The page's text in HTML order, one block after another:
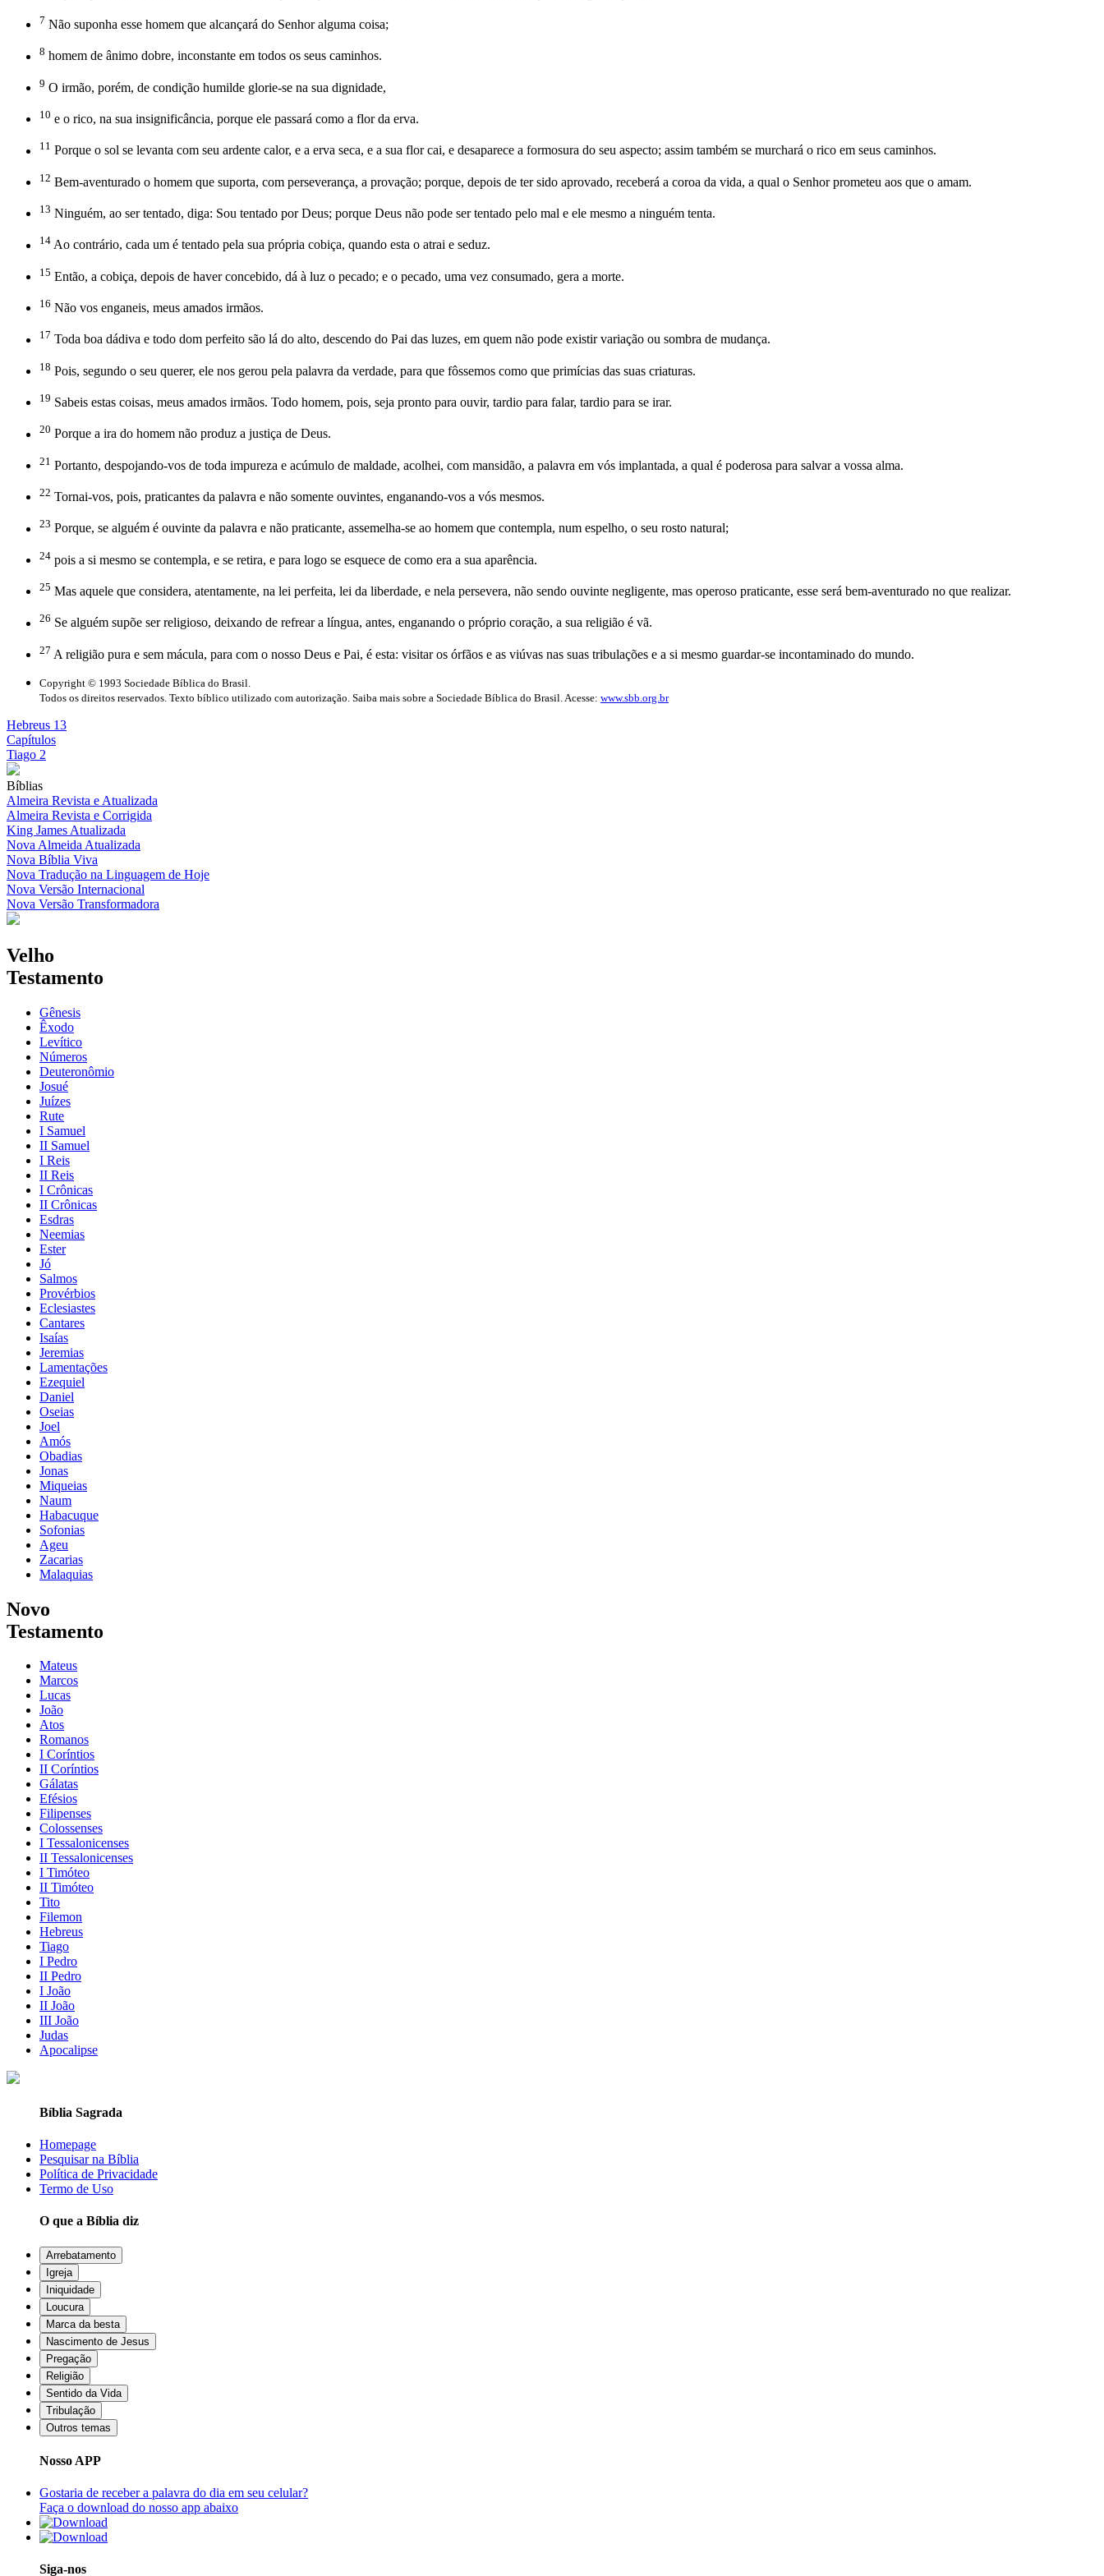
7 Não suponha esse homem que alcançará do Senhor alguma coisa;
8 homem de ânimo dobre, inconstante em todos os seus caminhos.
9 O irmão, porém, de condição humilde glorie-se na sua dignidade,
10 e o rico, na sua insignificância, porque ele passará como a flor da erva.
11 Porque o sol se levanta com seu ardente calor, e a erva seca, e a sua flor cai, e desaparece a formosura do seu aspecto; assim também se murchará o rico em seus caminhos.
12 Bem-aventurado o homem que suporta, com perseverança, a provação; porque, depois de ter sido aprovado, receberá a coroa da vida, a qual o Senhor prometeu aos que o amam.
13 Ninguém, ao ser tentado, diga: Sou tentado por Deus; porque Deus não pode ser tentado pelo mal e ele mesmo a ninguém tenta.
14 Ao contrário, cada um é tentado pela sua própria cobiça, quando esta o atrai e seduz.
15 Então, a cobiça, depois de haver concebido, dá à luz o pecado; e o pecado, uma vez consumado, gera a morte.
16 Não vos enganeis, meus amados irmãos.
17 Toda boa dádiva e todo dom perfeito são lá do alto, descendo do Pai das luzes, em quem não pode existir variação ou sombra de mudança.
18 Pois, segundo o seu querer, ele nos gerou pela palavra da verdade, para que fôssemos como que primícias das suas criaturas.
19 Sabeis estas coisas, meus amados irmãos. Todo homem, pois, seja pronto para ouvir, tardio para falar, tardio para se irar.
20 Porque a ira do homem não produz a justiça de Deus.
21 Portanto, despojando-vos de toda impureza e acúmulo de maldade, acolhei, com mansidão, a palavra em vós implantada, a qual é poderosa para salvar a vossa alma.
22 Tornai-vos, pois, praticantes da palavra e não somente ouvintes, enganando-vos a vós mesmos.
23 Porque, se alguém é ouvinte da palavra e não praticante, assemelha-se ao homem que contempla, num espelho, o seu rosto natural;
24 pois a si mesmo se contempla, e se retira, e para logo se esquece de como era a sua aparência.
25 Mas aquele que considera, atentamente, na lei perfeita, lei da liberdade, e nela persevera, não sendo ouvinte negligente, mas operoso praticante, esse será bem-aventurado no que realizar.
26 Se alguém supõe ser religioso, deixando de refrear a língua, antes, enganando o próprio coração, a sua religião é vã.
27 A religião pura e sem mácula, para com o nosso Deus e Pai, é esta: visitar os órfãos e as viúvas nas suas tribulações e a si mesmo guardar-se incontaminado do mundo.
Copyright © 1993 Sociedade Bíblica do Brasil.
Todos os direitos reservados. Texto bíblico utilizado com autorização. Saiba mais sobre a Sociedade Bíblica do Brasil. Acesse: www.sbb.org.br
Hebreus 13
Capítulos
Tiago 2
Bíblias
Almeira Revista e Atualizada
Almeira Revista e Corrigida
King James Atualizada
Nova Almeida Atualizada
Nova Bíblia Viva
Nova Tradução na Linguagem de Hoje
Nova Versão Internacional
Nova Versão Transformadora
Velho
Testamento
Gênesis
Êxodo
Levítico
Números
Deuteronômio
Josué
Juízes
Rute
I Samuel
II Samuel
I Reis
II Reis
I Crônicas
II Crônicas
Esdras
Neemias
Ester
Jó
Salmos
Provérbios
Eclesiastes
Cantares
Isaías
Jeremias
Lamentações
Ezequiel
Daniel
Oseias
Joel
Amós
Obadias
Jonas
Miqueias
Naum
Habacuque
Sofonias
Ageu
Zacarias
Malaquias
Novo
Testamento
Mateus
Marcos
Lucas
João
Atos
Romanos
I Coríntios
II Coríntios
Gálatas
Efésios
Filipenses
Colossenses
I Tessalonicenses
II Tessalonicenses
I Timóteo
II Timóteo
Tito
Filemon
Hebreus
Tiago
I Pedro
II Pedro
I João
II João
III João
Judas
Apocalipse
Bíblia Sagrada
Homepage
Pesquisar na Bíblia
Política de Privacidade
Termo de Uso
O que a Bíblia diz
Arrebatamento
Igreja
Iniquidade
Loucura
Marca da besta
Nascimento de Jesus
Pregação
Religião
Sentido da Vida
Tribulação
Outros temas
Nosso APP
Gostaria de receber a palavra do dia em seu celular?
Faça o download do nosso app abaixo
Siga-nos